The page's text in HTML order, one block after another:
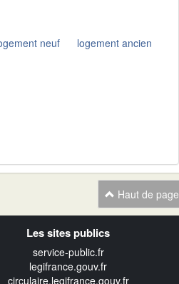
neuf
logement ancien
Haut de page
Les sites publics
service-public.fr
legifrance.gouv.fr
circulaire.legifrance.gouv.fr